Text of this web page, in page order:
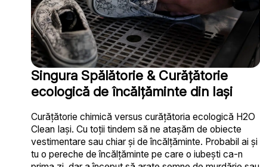
Singura Spălătorie & Curățătorie
ecologică de încălțăminte din Iași
Curățătorie chimică versus curățătoria ecologică H2O
Clean Iași. Cu toții tindem să ne atașăm de obiecte
vestimentare sau chiar și de încălțăminte. Probabil ai și
tu o pereche de încălțăminte pe care o iubești ca-n